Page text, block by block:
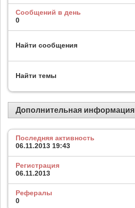
Сообщений в день
0
Найти сообщения
Найти темы
Дополнительная информация
Последняя активность
06.11.2013 19:43
Регистрация
06.11.2013
Рефералы
0